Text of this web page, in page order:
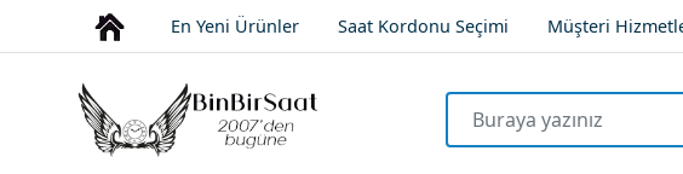
En Yeni Ürünler Saat Kordonu Seçimi Müşteri